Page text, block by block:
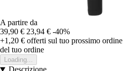
A partire da
39,90 € 23,94 € -40%
+1,20 € offerti sul tuo prossimo ordine
del tuo ordine
Loading...